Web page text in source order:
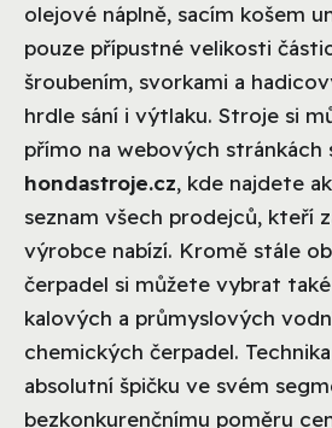
olejové náplně, sacím košem
pouze přípustné velikosti
šroubením, svorkami a
hrdle sání i výtlaku. Stroje si
přímo na webových stránkách
hondastroje.cz, kde najdete
seznam všech prodejců, kteří
výrobce nabízí. Kromě stále
čerpadel si můžete vybrat
kalových a průmyslových
chemických čerpadel.
absolutní špičku ve svém
bezkonkurenčnímu poměru